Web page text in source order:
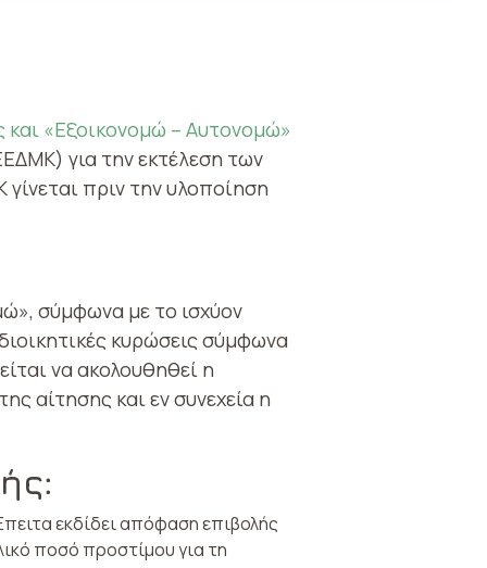
και «Εξοικονομώ – Αυτονομώ»
για την εκτέλεση των
πριν την υλοποίηση
σύμφωνα με το ισχύον
κυρώσεις σύμφωνα
να ακολουθηθεί η
αίτησης και εν συνεχεία η
εκδίδει απόφαση επιβολής
ποσό προστίμου για τη